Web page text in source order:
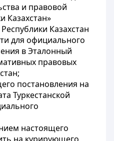
и правовой
Казахстан»
Казахстан
для официального
в Эталонный
правовых
постановления на
Туркестанской
настоящего